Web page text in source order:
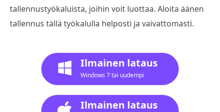
tallennustyökaluista, joihin voit luottaa. Aloita äänen
tallennus tällä työkalulla helposti ja vaivattomasti.
Ilmainen lataus
Windows 7 tai uudempi
Ilmainen lataus